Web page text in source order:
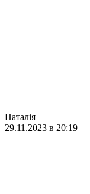
Наталія
29.11.2023 в 20:19